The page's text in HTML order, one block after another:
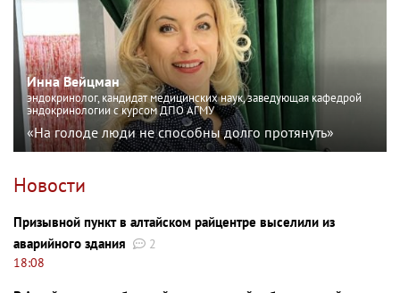
Инна Вейцман
эндокринолог, кандидат медицинских наук, заведующая кафедрой
эндокринологии с курсом ДПО АГМУ
«На голоде люди не способны долго протянуть»
Новости
Призывной пункт в алтайском райцентре выселили из
аварийного здания
2
18:08